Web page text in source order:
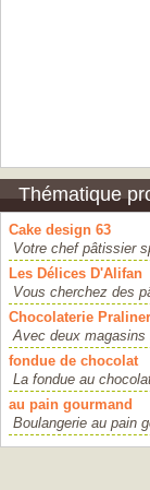
Thématique
Cake design 63
Votre chef pâtissier
Les Délices D'Alifan
Vous cherchez des
Chocolaterie
Avec deux
fondue de chocolat
La fondue au
au pain gourmand
Boulangerie au pain